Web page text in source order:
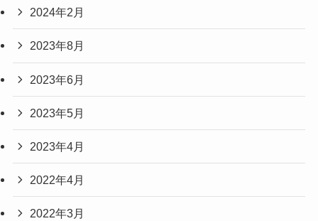
2024年2月
2023年8月
2023年6月
2023年5月
2023年4月
2022年4月
2022年3月